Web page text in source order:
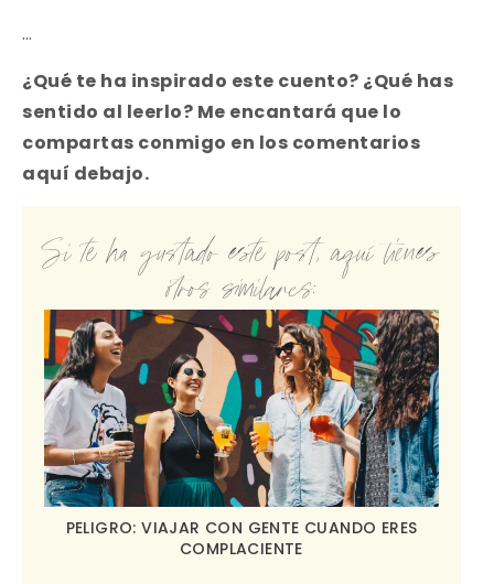
…
¿Qué te ha inspirado este cuento? ¿Qué has
sentido al leerlo? Me encantará que lo
compartas conmigo en los comentarios
aquí debajo.
Si te ha gustado este post, aquí tienes
otros similares:
PELIGRO: VIAJAR CON GENTE CUANDO ERES
COMPLACIENTE